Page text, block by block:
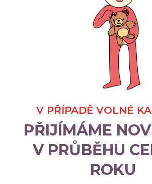
V PŘÍPADĚ VOLNÉ
PŘIJÍMÁME
V PRŮBĚHU
ROKU